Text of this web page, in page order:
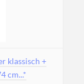
klassisch +
cm...*